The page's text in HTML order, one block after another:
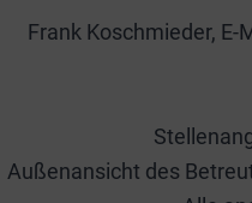
Frank Koschmieder, E-
Außenansicht des